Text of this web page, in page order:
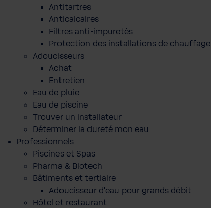
Antitartres
Anticalcaires
Filtres anti-impuretés
Protection des installations de chauffage
Adoucisseurs
Achat
Entretien
Eau de pluie
Eau de piscine
Trouver un installateur
Déterminer la dureté mon eau
Professionnels
Piscines et Spas
Pharma & Biotech
Bâtiments et tertiaire
Adoucisseur d'eau pour grands débit
Hôtel et restaurant